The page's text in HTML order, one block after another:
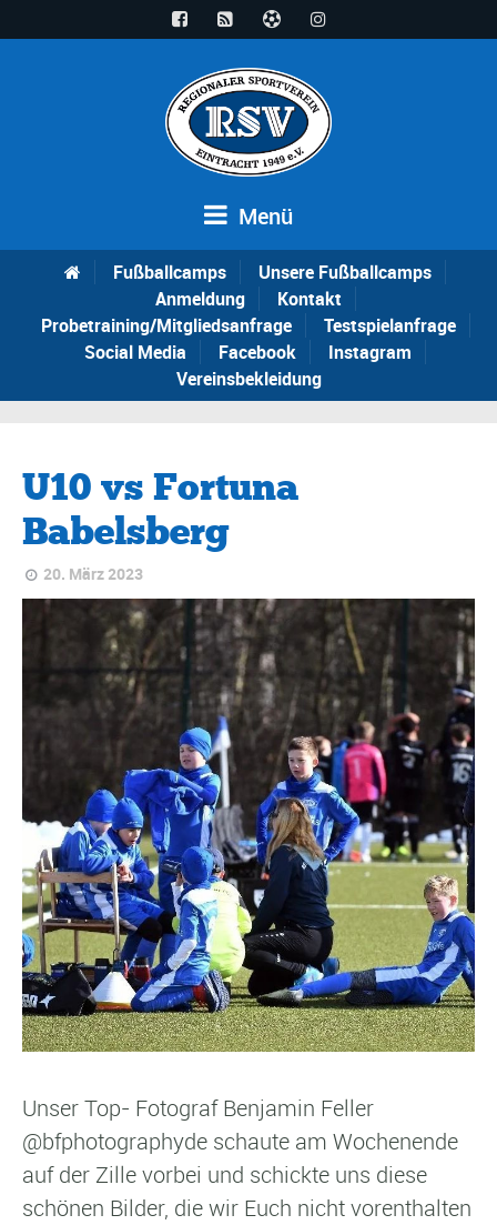
Menü
Fußballcamps
Unsere Fußballcamps
Anmeldung
Kontakt
Probetraining/Mitgliedsanfrage
Testspielanfrage
Social Media
Facebook
Instagram
Vereinsbekleidung
U10 vs Fortuna
Babelsberg
20. März 2023
Unser Top- Fotograf Benjamin Feller
@bfphotographyde schaute am Wochenende
auf der Zille vorbei und schickte uns diese
schönen Bilder, die wir Euch nicht vorenthalten